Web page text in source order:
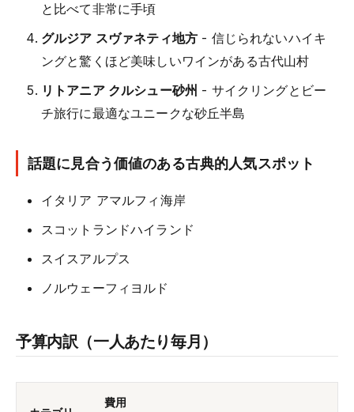
と比べて非常に手頃
グルジア スヴァネティ地方 - 信じられないハイキ
ングと驚くほど美味しいワインがある古代山村
リトアニア クルシュー砂州 - サイクリングとビー
チ旅行に最適なユニークな砂丘半島
話題に見合う価値のある古典的人気スポット
イタリア アマルフィ海岸
スコットランドハイランド
スイスアルプス
ノルウェーフィヨルド
予算内訳（一人あたり毎月）
費用